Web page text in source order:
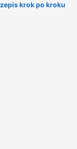
krok po kroku